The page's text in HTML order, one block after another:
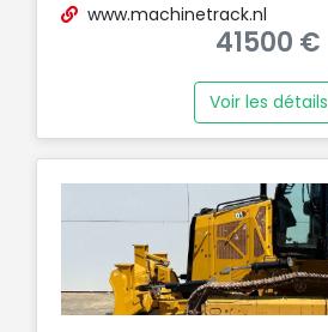
www.machinetrack.nl
41500 €
Voir les détails